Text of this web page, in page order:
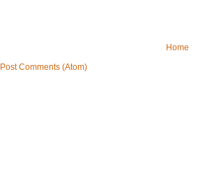
Home
Post Comments (Atom)